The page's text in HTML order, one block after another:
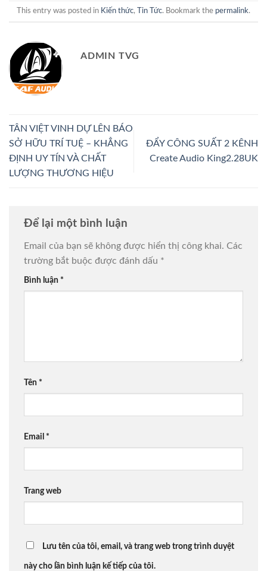
This entry was posted in Kiến thức, Tin Tức. Bookmark the permalink.
ADMIN TVG
TÂN VIỆT VINH DỰ LÊN BÁO
SỞ HỮU TRÍ TUỆ – KHẲNG
ĐỊNH UY TÍN VÀ CHẤT
LƯỢNG THƯƠNG HIỆU
ĐẨY CÔNG SUẤT 2 KÊNH
Create Audio King2.28UK
Để lại một bình luận
Email của bạn sẽ không được hiển thị công khai. Các
trường bắt buộc được đánh dấu *
Bình luận *
Tên *
Email *
Trang web
Lưu tên của tôi, email, và trang web trong trình duyệt
này cho lần bình luận kế tiếp của tôi.